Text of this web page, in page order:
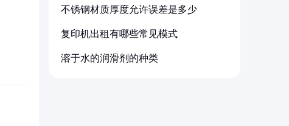
不锈钢材质厚度允许误差是多少
复印机出租有哪些常见模式
溶于水的润滑剂的种类